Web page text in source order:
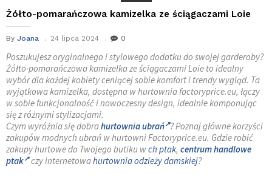
Żółto-pomarańczowa kamizelka ze ściągaczami Loie
By Joana 24 lipca 2024 0
Poszukujesz oryginalnego i stylowego dodatku do swojej garderoby?
Żółto-pomarańczowa kamizelka ze ściągaczami Loie to idealny
wybór dla każdej kobiety ceniącej sobie komfort i trendy wygląd. Ta
wyjątkowa kamizelka, dostępna w hurtownia factoryprice.eu, łączy
w sobie funkcjonalność i nowoczesny design, idealnie komponując
się z różnymi stylizacjami.
Czym wyróżnia się dobrahurtownia ubrań ? Poznaj główne korzyści
zakupów modnych ubrań w hurtowni Factoryprice.eu. Gdzie robić
zakupy hurtowe do Twojego butiku wch ptak, centrum handlowe
ptak czy internetowahurtownia odzieży damskiej?